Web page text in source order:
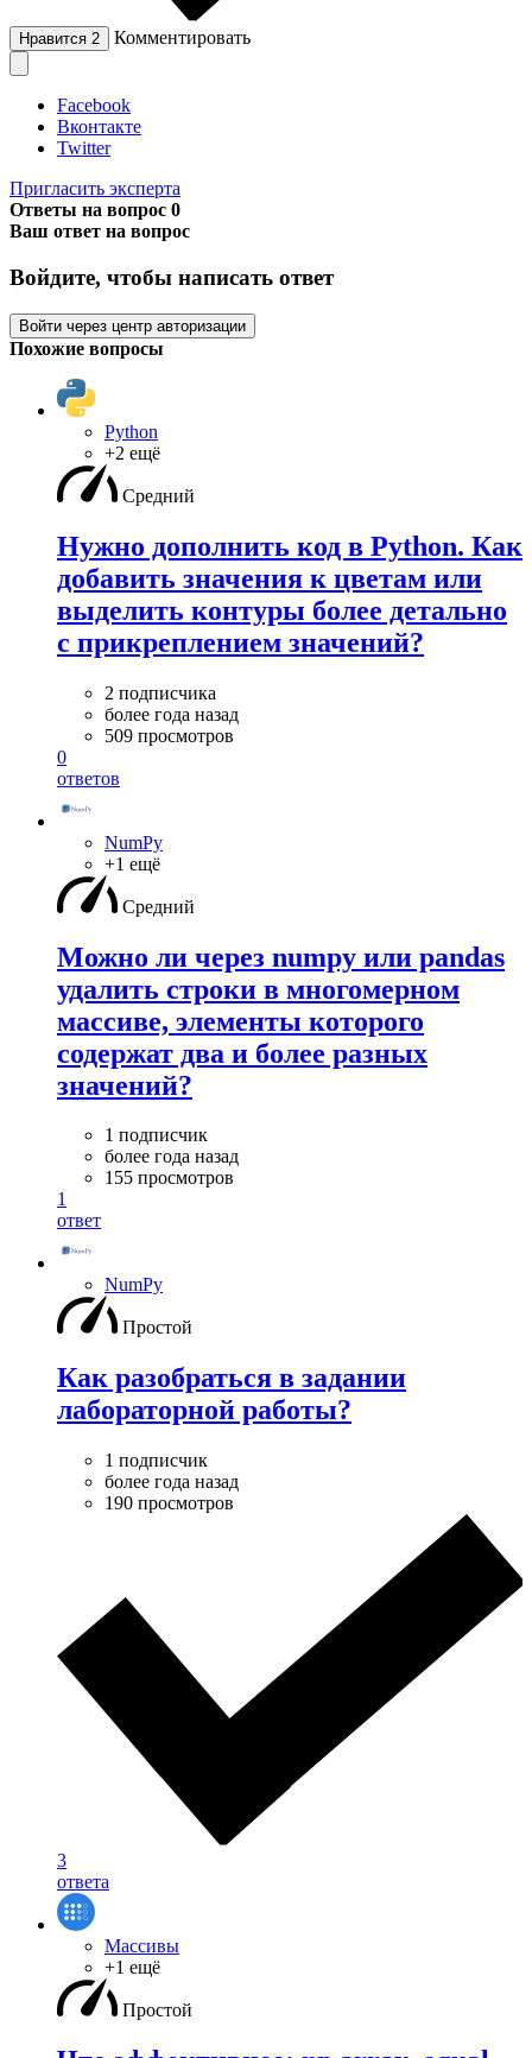
Нравится 2 Комментировать
Facebook
Вконтакте
Twitter
Пригласить эксперта
Ответы на вопрос 0
Ваш ответ на вопрос
Войдите, чтобы написать ответ
Войти через центр авторизации
Похожие вопросы
Python
+2 ещё
Средний
Нужно дополнить код в Python. Как
добавить значения к цветам или
выделить контуры более детально
с прикреплением значений?
2 подписчика
более года назад
509 просмотров
0
ответов
NumPy
+1 ещё
Средний
Можно ли через numpy или pandas
удалить строки в многомерном
массиве, элементы которого
содержат два и более разных
значений?
1 подписчик
более года назад
155 просмотров
1
ответ
NumPy
Простой
Как разобраться в задании
лабораторной работы?
1 подписчик
более года назад
190 просмотров
3
ответа
Массивы
+1 ещё
Простой